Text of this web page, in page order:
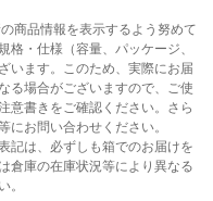
商品情報を表示するよう努めて
格・仕様（容量、パッケージ、
います。このため、実際にお届
る場合がございますので、ご使
意書きをご確認ください。さら
にお問い合わせください。
記は、必ずしも箱でのお届けを
倉庫の在庫状況等により異なる
。